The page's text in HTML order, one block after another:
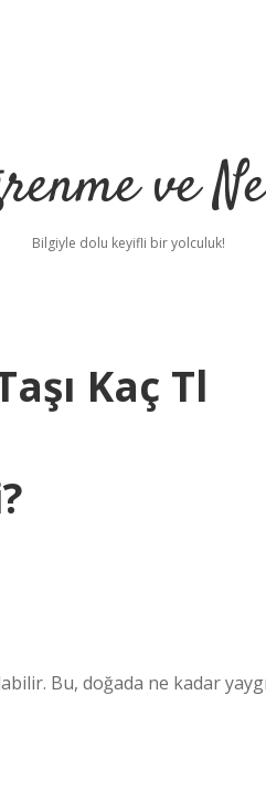
ve
Bilgiyle dolu keyifli bir yolculuk!
Kaç Tl
Bu, doğada ne kadar